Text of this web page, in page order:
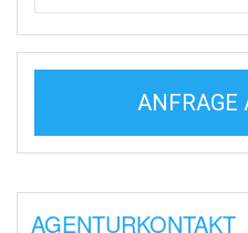
ANFRAGE
AGENTURKONTAKT